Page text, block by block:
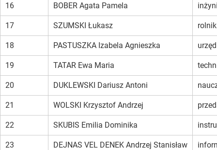
16 BOBER Agata Pamela
17 SZUMSKI Łukasz rolnik
18 PASTUSZKA Izabela Agnieszka
19 TATAR Ewa Maria
20 DUKLEWSKI Dariusz Antoni
21 WOLSKI Krzysztof Andrzej
22 SKUBIS Emilia Dominika
23 DEJNAS VEL DENEK Andrzej Stanisław